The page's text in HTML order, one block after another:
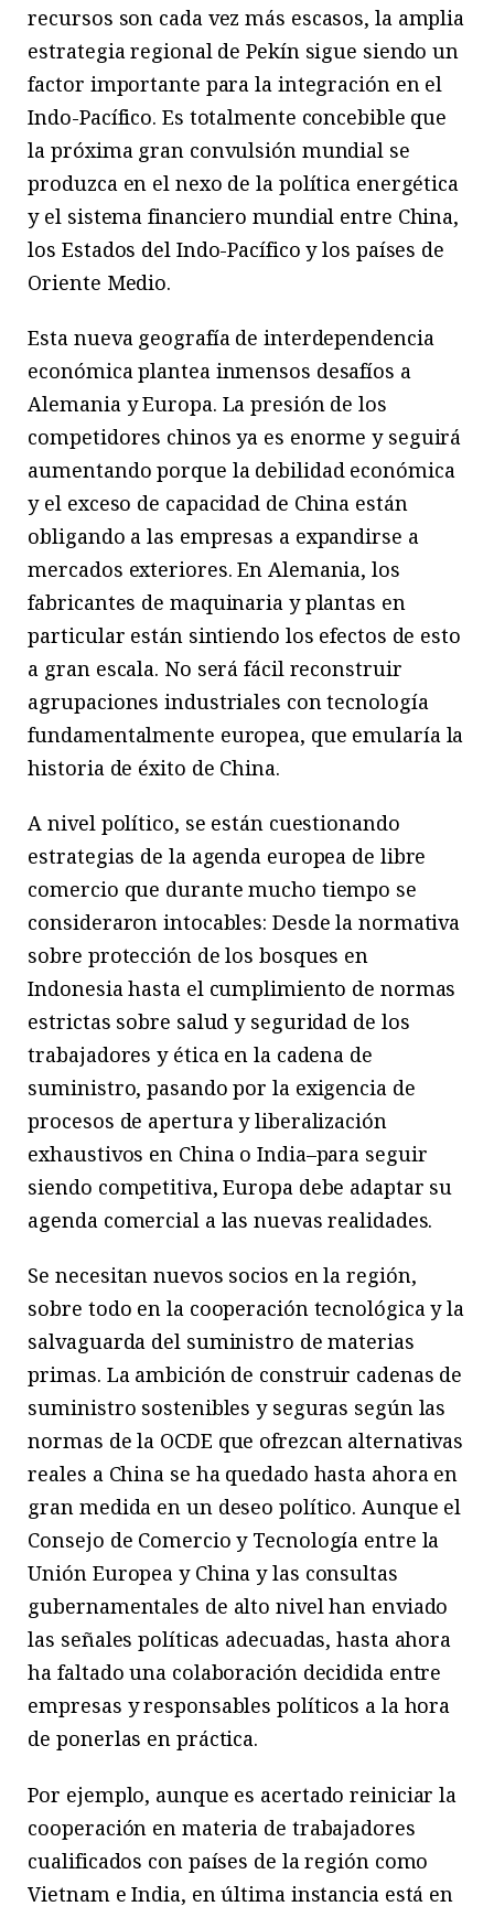
recursos son cada vez más escasos, la amplia
estrategia regional de Pekín sigue siendo un
factor importante para la integración en el
Indo-Pacífico. Es totalmente concebible que
la próxima gran convulsión mundial se
produzca en el nexo de la política energética
y el sistema financiero mundial entre China,
los Estados del Indo-Pacífico y los países de
Oriente Medio.
Esta nueva geografía de interdependencia
económica plantea inmensos desafíos a
Alemania y Europa. La presión de los
competidores chinos ya es enorme y seguirá
aumentando porque la debilidad económica
y el exceso de capacidad de China están
obligando a las empresas a expandirse a
mercados exteriores. En Alemania, los
fabricantes de maquinaria y plantas en
particular están sintiendo los efectos de esto
a gran escala. No será fácil reconstruir
agrupaciones industriales con tecnología
fundamentalmente europea, que emularía la
historia de éxito de China.
A nivel político, se están cuestionando
estrategias de la agenda europea de libre
comercio que durante mucho tiempo se
consideraron intocables: Desde la normativa
sobre protección de los bosques en
Indonesia hasta el cumplimiento de normas
estrictas sobre salud y seguridad de los
trabajadores y ética en la cadena de
suministro, pasando por la exigencia de
procesos de apertura y liberalización
exhaustivos en China o India–para seguir
siendo competitiva, Europa debe adaptar su
agenda comercial a las nuevas realidades.
Se necesitan nuevos socios en la región,
sobre todo en la cooperación tecnológica y la
salvaguarda del suministro de materias
primas. La ambición de construir cadenas de
suministro sostenibles y seguras según las
normas de la OCDE que ofrezcan alternativas
reales a China se ha quedado hasta ahora en
gran medida en un deseo político. Aunque el
Consejo de Comercio y Tecnología entre la
Unión Europea y China y las consultas
gubernamentales de alto nivel han enviado
las señales políticas adecuadas, hasta ahora
ha faltado una colaboración decidida entre
empresas y responsables políticos a la hora
de ponerlas en práctica.
Por ejemplo, aunque es acertado reiniciar la
cooperación en materia de trabajadores
cualificados con países de la región como
Vietnam e India, en última instancia está en